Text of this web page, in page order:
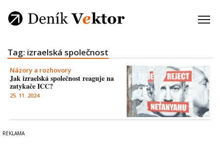
Tag: izraelská společnost
Názory a rozhovory
Jak izraelská společnost reaguje na
zatykače ICC?
25. 11. 2024